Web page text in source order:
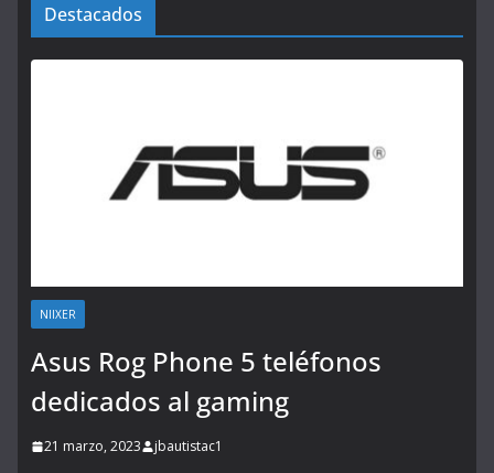
Destacados
NIIXER
Asus Rog Phone 5 teléfonos
dedicados al gaming
21 marzo, 2023 jbautistac1